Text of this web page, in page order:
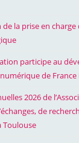
la prise en charge
participe au
de France
2026 de
de
Toulouse